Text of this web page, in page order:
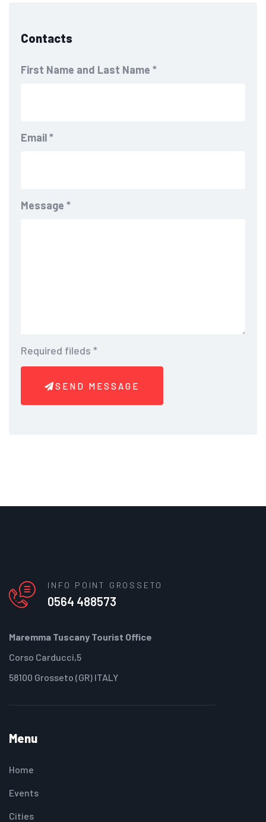
Contacts
First Name and Last Name *
Email*
Message *
Required fileds *
SEND MESSAGE
INFO POINT GROSSETO
0564 488573
Maremma Tuscany Tourist Office
Corso Carducci,5
58100 Grosseto (GR) ITALY
Menu
Home
Events
Cities